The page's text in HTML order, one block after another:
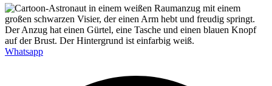
Whatsapp